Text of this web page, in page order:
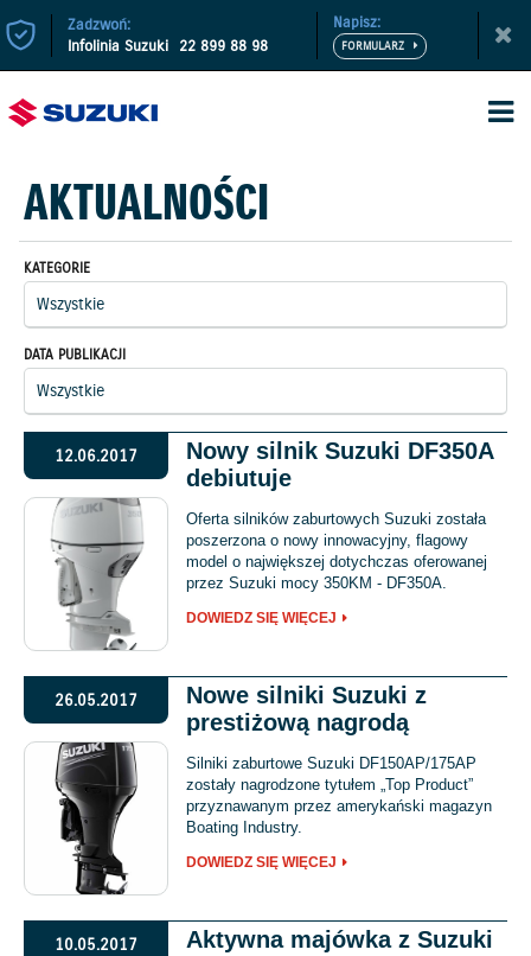
Zadzwoń:
Infolinia Suzuki 22 899 88 98
Napisz:
AKTUALNOŚCI
KATEGORIE
DATA PUBLIKACJI
12.06.2017
Nowy silnik Suzuki DF350A
debiutuje
Oferta silników zaburtowych Suzuki została
poszerzona o nowy innowacyjny, flagowy
model o największej dotychczas oferowanej
przez Suzuki mocy 350KM - DF350A.
DOWIEDZ SIĘ WIĘCEJ
26.05.2017
Nowe silniki Suzuki z
prestiżową nagrodą
Silniki zaburtowe Suzuki DF150AP/175AP
zostały nagrodzone tytułem „Top Product”
przyznawanym przez amerykański magazyn
Boating Industry.
DOWIEDZ SIĘ WIĘCEJ
10.05.2017 Aktywna majówka z Suzuki